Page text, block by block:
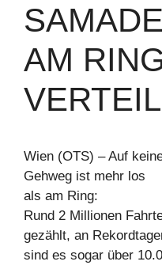
AM
Wien (OTS) – Auf
Gehweg ist mehr los
als am Ring:
Rund 2 Millionen
gezählt, an
sind es sogar über